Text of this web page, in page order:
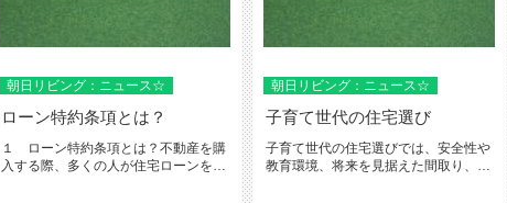
朝日リビング：ニュース☆
ローン特約条項とは？
１ ローン特約条項とは？不動産を購
入する際、多くの人が住宅ローンを利
朝日リビング：ニュース☆
子育て世代の住宅選び
子育て世代の住宅選びでは、安全性や
教育環境、将来を見据えた間取り、交